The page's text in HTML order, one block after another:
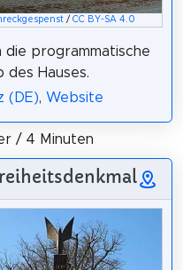
/ CC BY-SA 4.0
programmatische
Hauses.
(DE), Website
/ 4 Minuten